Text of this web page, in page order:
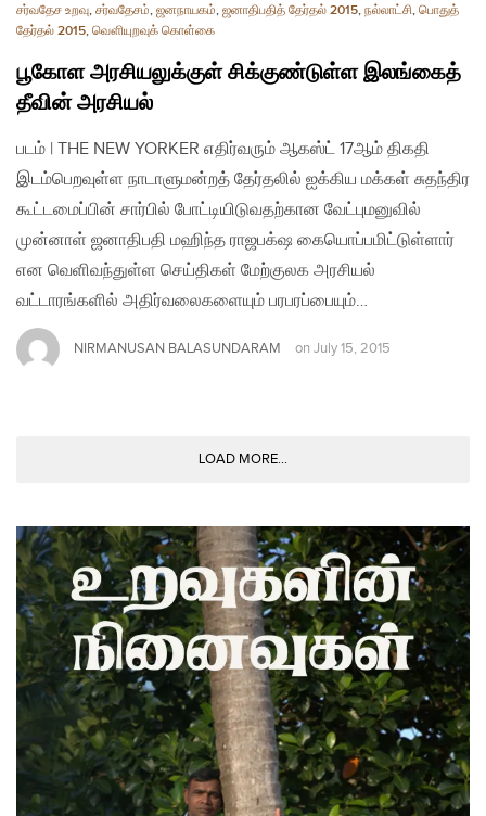
சர்வதேச உறவு, சர்வதேசம், ஜனநாயகம், ஜனாதிபதித் தேர்தல் 2015, நல்லாட்சி, பொதுத்
தேர்தல் 2015, வௌியுறவுக் கொள்கை
பூகோள அரசியலுக்குள் சிக்குண்டுள்ள இலங்கைத்
தீவின் அரசியல்
படம் | THE NEW YORKER எதிர்வரும் ஆகஸ்ட் 17ஆம் திகதி
இடம்பெறவுள்ள நாடாளுமன்றத் தேர்தலில் ஐக்கிய மக்கள் சுதந்திர
கூட்டமைப்பின் சார்பில் போட்டியிடுவதற்கான வேட்புமனுவில்
முன்னாள் ஜனாதிபதி மஹிந்த ராஜபக்‌ஷ கையொப்பமிட்டுள்ளார்
என வெளிவந்துள்ள செய்திகள் மேற்குலக அரசியல்
வட்டாரங்களில் அதிர்வலைகளையும் பரபரப்பையும்…
NIRMANUSAN BALASUNDARAM on July 15, 2015
LOAD MORE...